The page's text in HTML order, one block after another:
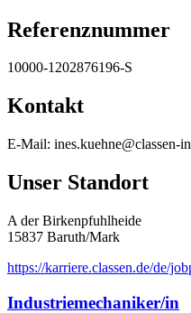
Referenznummer
10000-1202876196-S
Kontakt
E-Mail: ines.kuehne@classen-
Unser Standort
A der Birkenpfuhlheide
15837 Baruth/Mark
https://karriere.classen.de/de/
Industriemechaniker/in